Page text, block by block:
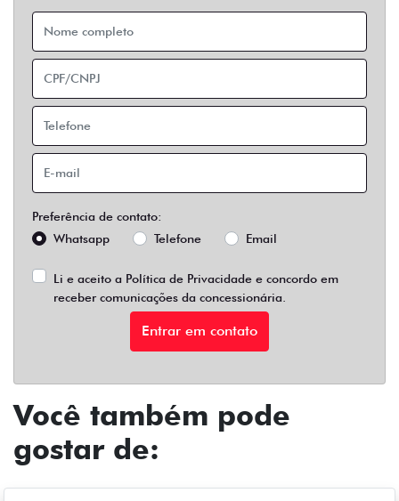
Preferência de contato:
Whatsapp
Telefone Email
Li e aceito a Política de Privacidade e concordo em
receber comunicações da concessionária.
Entrar em contato
Você também pode
gostar de: